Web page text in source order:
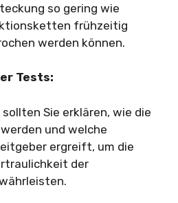
so gering wie
frühzeitig
werden können.
Tests:
Sie erklären, wie die
und welche
ergreift, um die
der